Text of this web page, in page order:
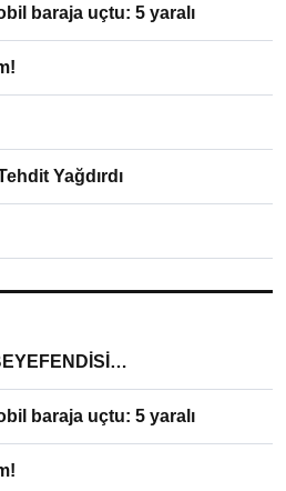
baraja uçtu: 5 yaralı
Yağdırdı
baraja uçtu: 5 yaralı